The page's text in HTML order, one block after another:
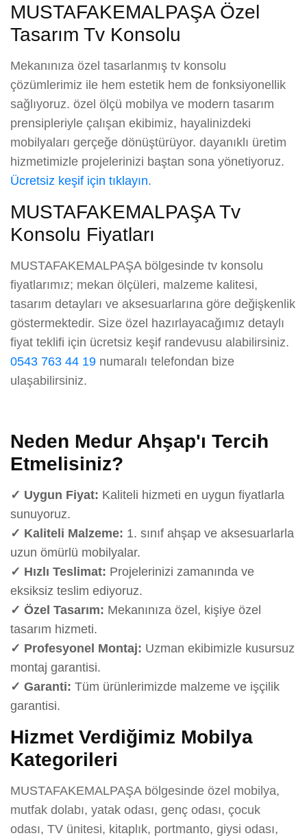
MUSTAFAKEMALPAŞA Özel
Tasarım Tv Konsolu
Mekanınıza özel tasarlanmış tv konsolu
çözümlerimiz ile hem estetik hem de fonksiyonellik
sağlıyoruz. özel ölçü mobilya ve modern tasarım
prensipleriyle çalışan ekibimiz, hayalinizdeki
mobilyaları gerçeğe dönüştürüyor. dayanıklı üretim
hizmetimizle projelerinizi baştan sona yönetiyoruz.
Ücretsiz keşif için tıklayın.
MUSTAFAKEMALPAŞA Tv
Konsolu Fiyatları
MUSTAFAKEMALPAŞA bölgesinde tv konsolu
fiyatlarımız; mekan ölçüleri, malzeme kalitesi,
tasarım detayları ve aksesuarlarına göre değişkenlik
göstermektedir. Size özel hazırlayacağımız detaylı
fiyat teklifi için ücretsiz keşif randevusu alabilirsiniz.
0543 763 44 19 numaralı telefondan bize
ulaşabilirsiniz.
Neden Medur Ahşap'ı Tercih
Etmelisiniz?
✓ Uygun Fiyat: Kaliteli hizmeti en uygun fiyatlarla
sunuyoruz.
✓ Kaliteli Malzeme: 1. sınıf ahşap ve aksesuarlarla
uzun ömürlü mobilyalar.
✓ Hızlı Teslimat: Projelerinizi zamanında ve
eksiksiz teslim ediyoruz.
✓ Özel Tasarım: Mekanınıza özel, kişiye özel
tasarım hizmeti.
✓ Profesyonel Montaj: Uzman ekibimizle kusursuz
montaj garantisi.
✓ Garanti: Tüm ürünlerimizde malzeme ve işçilik
garantisi.
Hizmet Verdiğimiz Mobilya
Kategorileri
MUSTAFAKEMALPAŞA bölgesinde özel mobilya,
mutfak dolabı, yatak odası, genç odası, çocuk
odası, TV ünitesi, kitaplık, portmanto, giysi odası,